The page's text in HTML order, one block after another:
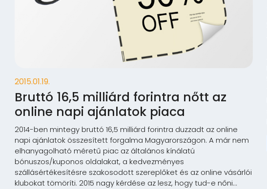
2015.01.19.
Bruttó 16,5 milliárd forintra nőtt az
online napi ajánlatok piaca
2014-ben mintegy bruttó 16,5 milliárd forintra duzzadt az online
napi ajánlatok összesített forgalma Magyarországon. A már nem
elhanyagolható méretű piac az általános kínálatú
bónuszos/kuponos oldalakat, a kedvezményes
szállásértékesítésre szakosodott szereplőket és az online vásárlói
klubokat tömöríti. 2015 nagy kérdése az lesz, hogy tud-e nőni...